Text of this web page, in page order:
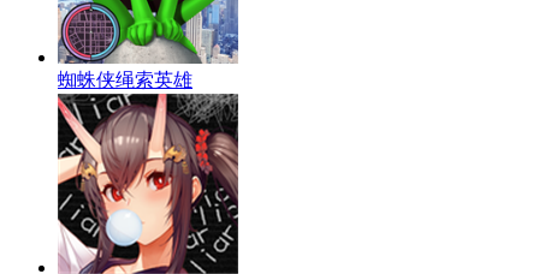
蜘蛛侠绳索英雄